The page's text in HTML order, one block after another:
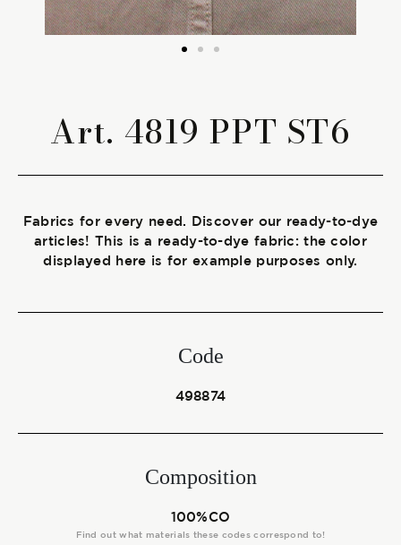
Art. 4819 PPT ST6
Fabrics for every need. Discover our ready-to-dye
articles! This is a ready-to-dye fabric: the color
displayed here is for example purposes only.
Code
498874
Composition
100%CO
Find out what materials these codes correspond to!
bunch
SUSTAINABILITY
UpCycle
Certifications
Start together
NEWS
CONTACT US